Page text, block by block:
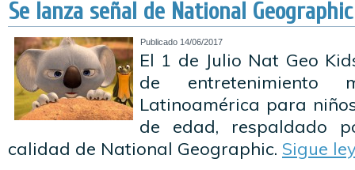
Se lanza señal de National
Publicado 14/06/2017
El 1 de Julio Nat Geo
de entretenimiento
Latinoamérica para
de edad, respaldado
calidad de National Geographic. Sigue